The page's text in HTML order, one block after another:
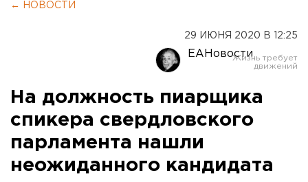
← НОВОСТИ
29 ИЮНЯ 2020 В 12:25
ЕАНовости
На должность пиарщика
спикера свердловского
парламента нашли
неожиданного кандидата